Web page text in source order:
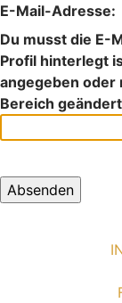
E-Mail-Adresse:
Du musst die E-
Profil hinterlegt
angegeben oder
Bereich